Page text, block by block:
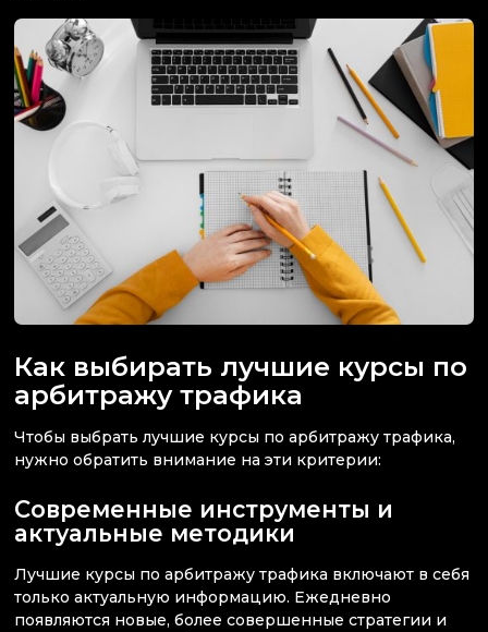
Как выбирать лучшие курсы по
арбитражу трафика
Чтобы выбрать лучшие курсы по арбитражу трафика,
нужно обратить внимание на эти критерии:
Современные инструменты и
актуальные методики
Лучшие курсы по арбитражу трафика включают в себя
только актуальную информацию. Ежедневно
появляются новые, более совершенные стратегии и